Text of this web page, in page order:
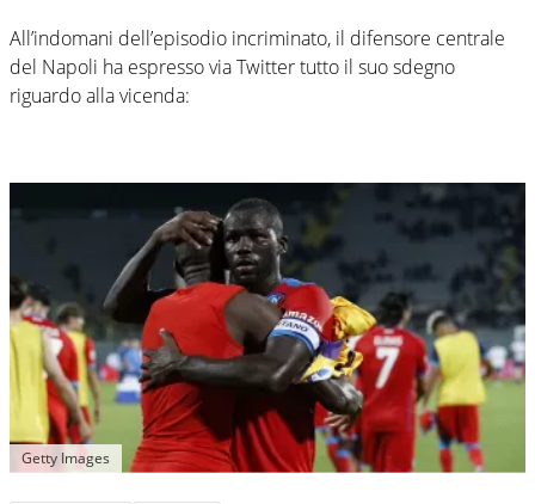
All’indomani dell’episodio incriminato, il difensore centrale
del Napoli ha espresso via Twitter tutto il suo sdegno
riguardo alla vicenda:
Getty Images